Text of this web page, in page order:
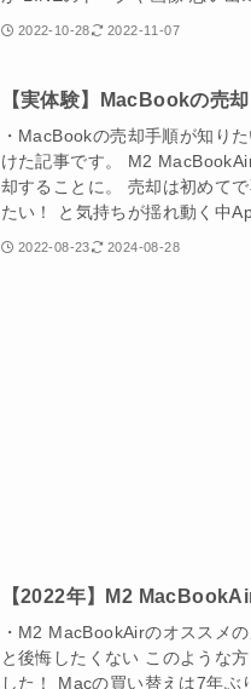
2022-10-28 2022-11-07
【実体験】MacBookの売
・MacBookの売却手順が知り
けた記事です。 M2
却することに。 売却は初めて
たい！ と気持ちが揺れ動く中
2022-08-23 2024-08-28
【2022年】M2
・M2 MacBookAirのオススメ
と後悔したくない このような
した！ Macの買い替えは7年ぶ